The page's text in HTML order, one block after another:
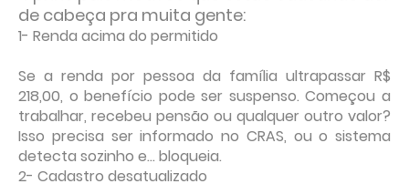
de cabeça pra muita gente:
1- Renda acima do permitido
Se a renda por pessoa da família ultrapassar R$
218,00, o benefício pode ser suspenso. Começou a
trabalhar, recebeu pensão ou qualquer outro valor?
Isso precisa ser informado no CRAS, ou o sistema
detecta sozinho e… bloqueia.
2- Cadastro desatualizado